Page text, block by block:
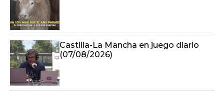
Castilla-La Mancha en juego diario
(07/08/2026)